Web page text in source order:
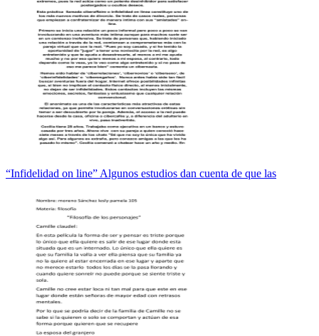
“Infidelidad on line” Algunos estudios dan cuenta de que las